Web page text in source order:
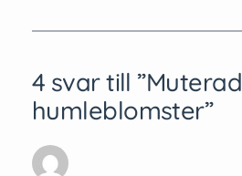
4 svar till ”Muterad
humleblomster”